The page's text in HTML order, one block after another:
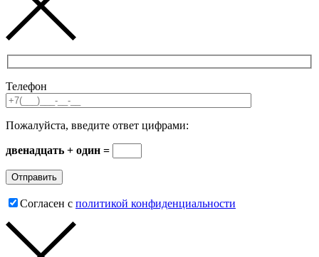
Телефон
Пожалуйста, введите ответ цифрами:
двенадцать + один =
Согласен с политикой конфиденциальности